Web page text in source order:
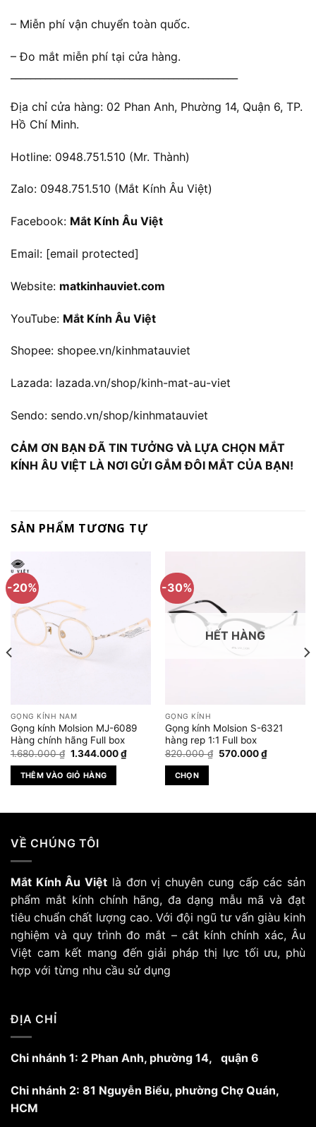
– Miễn phí vận chuyển toàn quốc.
– Đo mắt miễn phí tại cửa hàng.
Địa chỉ cửa hàng: 02 Phan Anh, Phường 14, Quận 6, TP.
Hồ Chí Minh.
Hotline: 0948.751.510 (Mr. Thành)
Zalo: 0948.751.510 (Mắt Kính Âu Việt)
Facebook: Mắt Kính Âu Việt
Email: [email protected]
Website: matkinhauviet.com
YouTube: Mắt Kính Âu Việt
Shopee: shopee.vn/kinhmatauviet
Lazada: lazada.vn/shop/kinh-mat-au-viet
Sendo: sendo.vn/shop/kinhmatauviet
CẢM ƠN BẠN ĐÃ TIN TƯỞNG VÀ LỰA CHỌN MẮT
KÍNH ÂU VIỆT LÀ NƠI GỬI GẮM ĐÔI MẮT CỦA BẠN!
SẢN PHẨM TƯƠNG TỰ
-20%
GỌNG KÍNH NAM
Gọng kính Molsion MJ-6089
Hàng chính hãng Full box
1.680.000₫ Giá
gốc
là:
1.680.000 ₫.
1.344.000₫Giá
hiện
1.344.000 ₫.
THÊM VÀO GIỎ HÀNG
-30%
HẾT HÀNG
GỌNG KÍNH
Gọng kính Molsion S-6321
hàng rep 1:1 Full box
820.000₫ Giá
gốc
570.000₫Giá
hiện
CHỌN
thể.
Các
tùy
chọn
có
thể
được
₫.
VỀ CHÚNG TÔI
Mắt Kính Âu Việt là đơn vị chuyên cung cấp các sản
phẩm mắt kính chính hãng, đa dạng mẫu mã và đạt
tiêu chuẩn chất lượng cao. Với đội ngũ tư vấn giàu kinh
nghiệm và quy trình đo mắt – cắt kính chính xác, Âu
Việt cam kết mang đến giải pháp thị lực tối ưu, phù
hợp với từng nhu cầu sử dụng
ĐỊA CHỈ
Chi nhánh 1: 2 Phan Anh, phường 14, quận 6
Chi nhánh 2: 81 Nguyễn Biểu, phường Chợ Quán,
HCM